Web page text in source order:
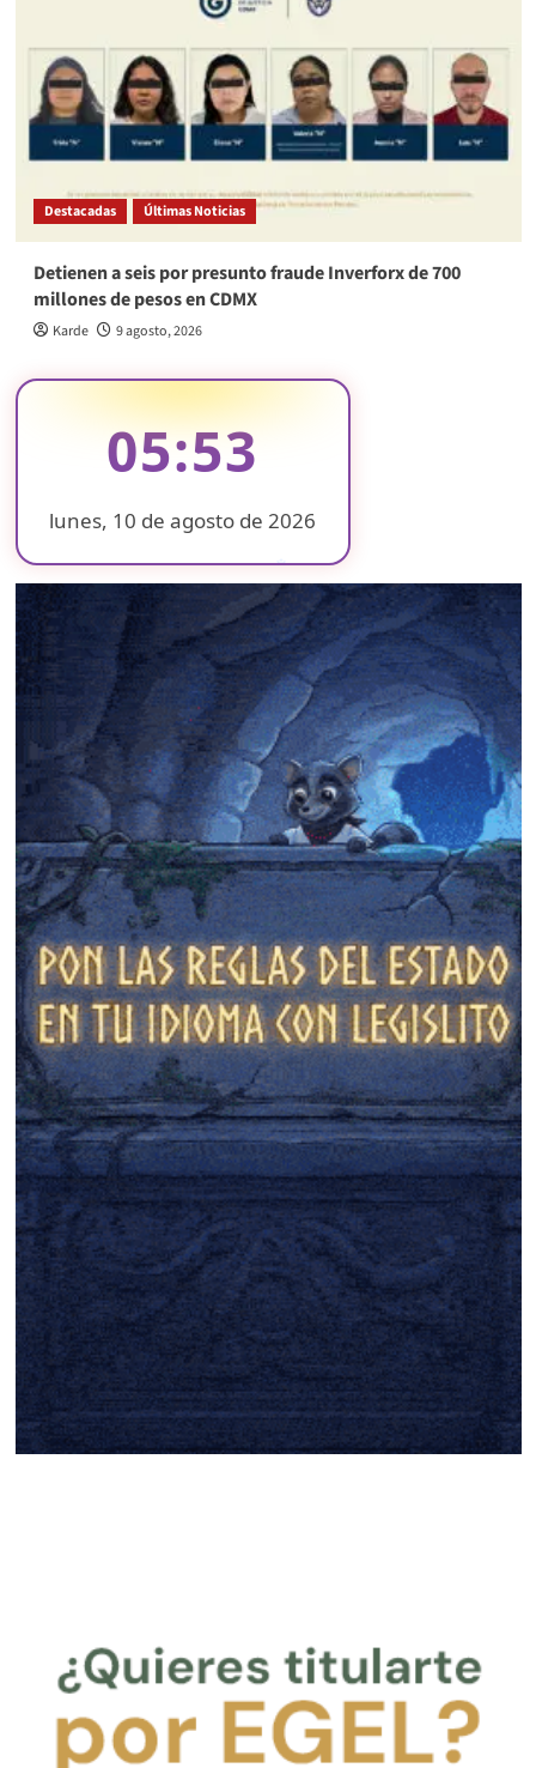
Destacadas Últimas Noticias
Detienen a seis por presunto fraude Inverforx de 700
millones de pesos en CDMX
Karde 9 agosto, 2026
05:53
lunes, 10 de agosto de 2026
❄
❄
❄
❄
❄
❄
❄